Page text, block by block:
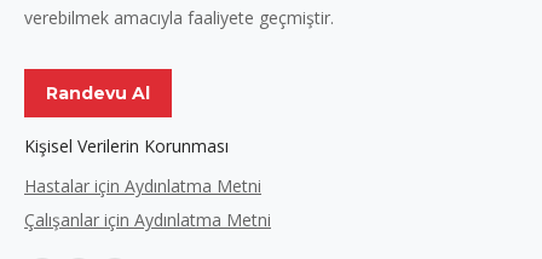
verebilmek amacıyla faaliyete geçmiştir.
Randevu Al
Kişisel Verilerin Korunması
Hastalar için Aydınlatma Metni
Çalışanlar için Aydınlatma Metni